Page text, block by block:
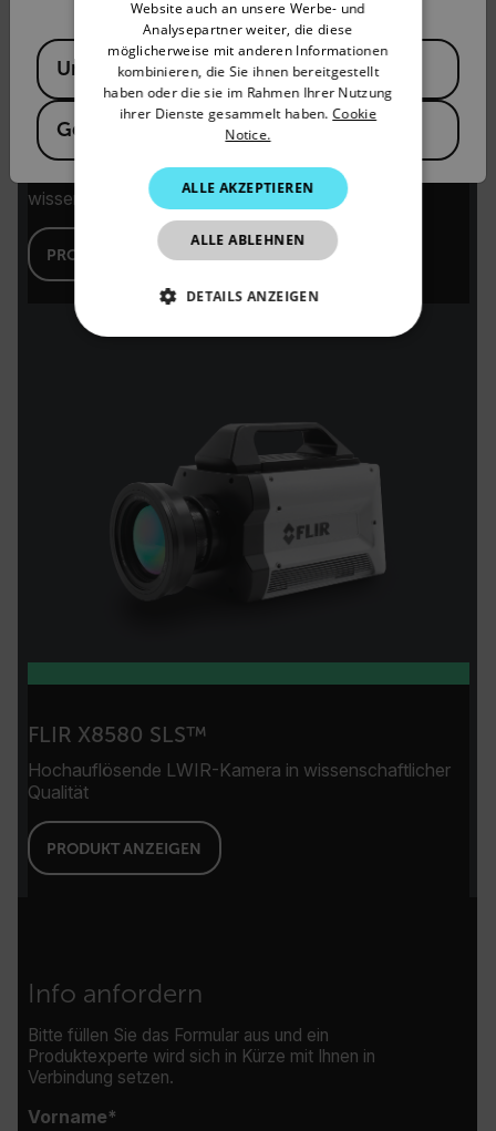
X6980-HS SLS™
LWIR-Hochgeschwindigkeitskameras für
wissenschaftliche Zwecke
PRODUKT ANZEIGEN
FLIR X8580 SLS™
Hochauflösende LWIR-Kamera in wissenschaftlicher
Qualität
PRODUKT ANZEIGEN
Info anfordern
Bitte füllen Sie das Formular aus und ein
Produktexperte wird sich in Kürze mit Ihnen in
Verbindung setzen.
Vorname
Available Locations
United States
Germany
PORTUGUESE
ITALIAN
KOREAN
CHINESE
Website auch an unsere Werbe- und
Analysepartner weiter, die diese
möglicherweise mit anderen Informationen
kombinieren, die Sie ihnen bereitgestellt
haben oder die sie im Rahmen Ihrer Nutzung
ihrer Dienste gesammelt haben. Cookie
Notice.
ALLE AKZEPTIEREN
ALLE ABLEHNEN
DETAILS ANZEIGEN
FUNKTIONALITÄT
Ohne die unbedingt erforderlichen Cookies
verwendet werden.
cart_products_oids
cart_products_skus
cashrun_site_id